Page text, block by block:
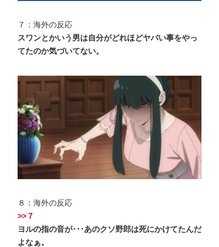
７：海外の反応
スワンとかいう男は自分がどれほどヤバい事をやっ
てたのか気づいてない。
８：海外の反応
>>７
ヨルの指の音が･･･あのクソ野郎は死にかけてたんだ
よなぁ。